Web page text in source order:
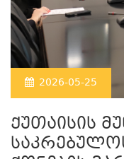
2026-05-25
ქუთაისის